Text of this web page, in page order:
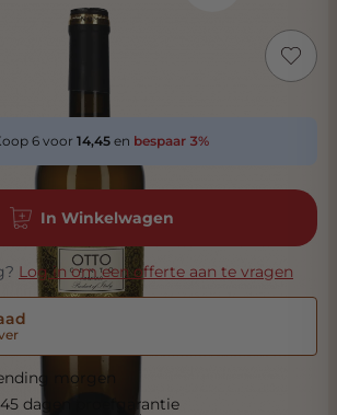
6 voor 14,45 en bespaar 3%
In Winkelwagen
Log in om een offerte aan te vragen
morgen
dagen proefgarantie